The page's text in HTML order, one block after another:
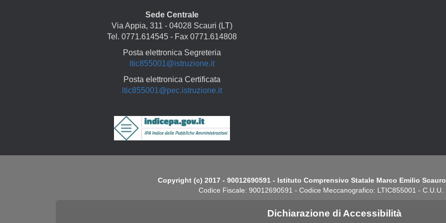
Sede Centrale
Via Appia, 311 - 04028 Scauri (LT)
Tel. 0771.614545 - Fax 0771.614808
Posta elettronica Segreteria
ltic855001@istruzione.it
Posta elettronica Certificata
ltic855001@pec.istruzione.it
Copyright (c) 2017 - 90012690591 - Istituto Comprensivo Statale Marco Emilio
Codice Fiscale: 90012690591 - Codice Meccanografico: LTIC855001 - C.U.U.
Dichiarazione di Accessibilità